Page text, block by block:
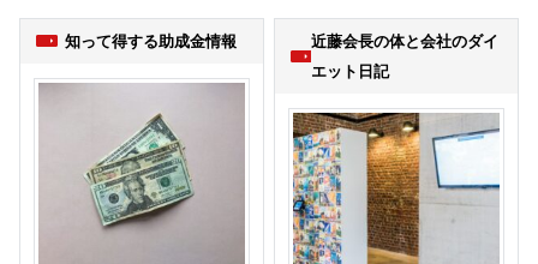
知って得する助成金情報
近藤会長の体と会社のダイ
エット日記